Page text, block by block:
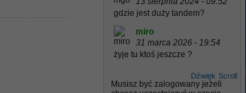
gdzie jest duży tandem?
miro
31 marca 2026 - 19:54
żyje tu ktoś jeszcze ?
Scroll
Dźwięk
Musisz być zalogowany jeżeli